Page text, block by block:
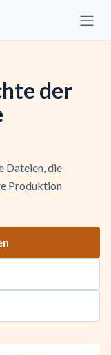
der
Dateien, die
Produktion